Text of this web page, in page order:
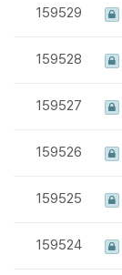
159529
159528
159527
159526
159525
159524